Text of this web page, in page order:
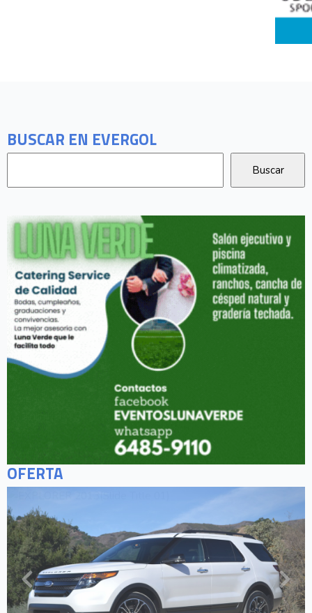
BUSCAR EN EVERGOL
OFERTA